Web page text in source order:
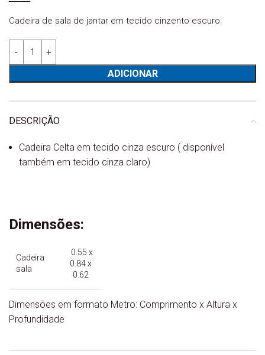
Cadeira de sala de jantar em tecido cinzento escuro.
Quantidade de Cadeira Celta tecido gris escuro
ADICIONAR
DESCRIÇÃO
Cadeira Celta em tecido cinza escuro ( disponível
também em tecido cinza claro)
Dimensões:
Cadeira
sala
0.55 x
0.84 x
0.62
Dimensões em formato Metro: Comprimento x Altura x
Profundidade